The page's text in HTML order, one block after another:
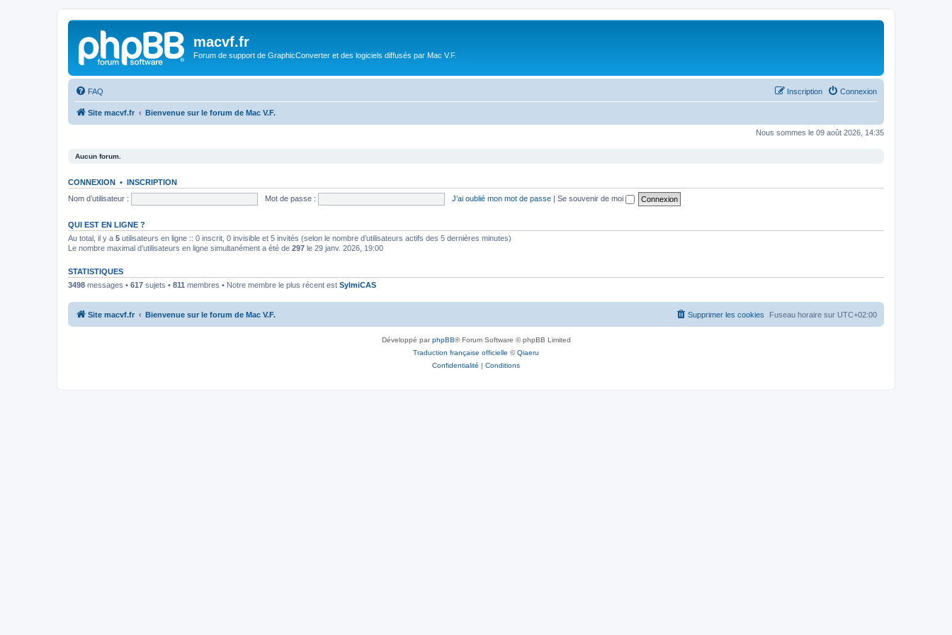
macvf.fr
Forum de support de GraphicConverter et des logiciels diffusés par Mac V.F.
FAQ Connexion
Inscription
Site macvf.fr Bienvenue sur le forum de Mac V.F.
Nous sommes le 09 août 2026, 14:35
Aucun forum.
CONNEXION • INSCRIPTION
Nom d’utilisateur :
Mot de passe : J’ai oublié mon mot de passe | Se souvenir de moi
QUI EST EN LIGNE ?
Au total, il y a 5 utilisateurs en ligne :: 0 inscrit, 0 invisible et 5 invités (selon le nombre d’utilisateurs actifs des 5 dernières minutes)
Le nombre maximal d’utilisateurs en ligne simultanément a été de 297 le 29 janv. 2026, 19:00
STATISTIQUES
3498 messages • 617 sujets • 811 membres • Notre membre le plus récent est SylmiCAS
Site macvf.fr Bienvenue sur le forum de Mac V.F. Fuseau horaire sur UTC+02:00
Supprimer les cookies
Développé parphpBB® Forum Software © phpBB Limited
Traduction française officielle ©Qiaeru
Confidentialité | Conditions